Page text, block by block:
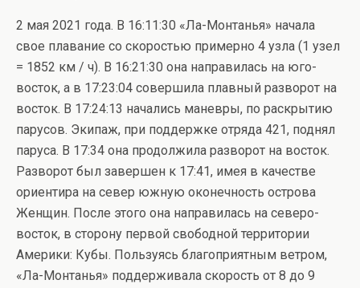
2 мая 2021 года. В 16:11:30 «Ла-Монтанья» начала
свое плавание со скоростью примерно 4 узла (1 узел
= 1852 км / ч). В 16:21:30 она направилась на юго-
восток, а в 17:23:04 совершила плавный разворот на
восток. В 17:24:13 начались маневры, по раскрытию
парусов. Экипаж, при поддержке отряда 421, поднял
паруса. В 17:34 онa продолжила разворот на восток.
Разворот был завершен к 17:41, имея в качестве
ориентира на север южную оконечность острова
Женщин. После этого онa направилaсь на северо-
восток, в сторону первой свободной территории
Америки: Кубы. Пользуясь благоприятным ветром,
«Ла-Монтанья» поддерживала скорость от 8 до 9